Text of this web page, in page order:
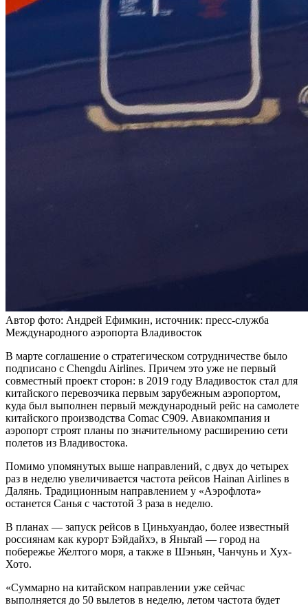
Автор фото: Андрей Ефимкин, источник: пресс-служба
Международного аэропорта Владивосток
В марте соглашение о стратегическом сотрудничестве было
подписано с Chengdu Airlines. Причем это уже не первый
совместный проект сторон: в 2019 году Владивосток стал для
китайского перевозчика первым зарубежным аэропортом,
куда был выполнен первый международный рейс на самолете
китайского производства Comac C909. Авиакомпания и
аэропорт строят планы по значительному расширению сети
полетов из Владивостока.
Помимо упомянутых выше направлений, с двух до четырех
раз в неделю увеличивается частота рейсов Hainan Airlines в
Далянь. Традиционным направлением у «Аэрофлота»
останется Санья с частотой 3 раза в неделю.
В планах — запуск рейсов в Циньхуандао, более известный
россиянам как курорт Бэйдайхэ, в Яньтай — город на
побережье Желтого моря, а также в Шэньян, Чанчунь и Хух-
Хото.
«Суммарно на китайском направлении уже сейчас
выполняется до 50 вылетов в неделю, летом частота будет